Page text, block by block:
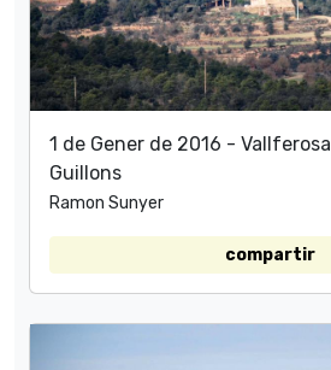
1 de Gener de 2016 - Vallferosa
Guillons
Ramon Sunyer
compartir